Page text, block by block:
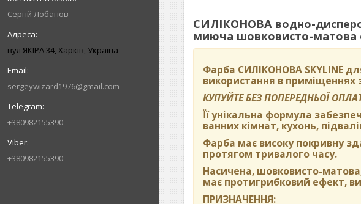
Сергій Лобанов
вул ЯКІРА 34, Харків, Україна
sergeywizard1976@gmail.com
+380982155390
+380982155390
СИЛІКОНОВА водно-
миюча шовковисто-матова
Фарба СИЛІКОНОВА SKYLINE
використання в приміщеннях
КУПУЙТЕ БЕЗ ПОПЕРЕДНЬОЇ
Її унікальна формула
ванних кімнат, кухонь,
Фарба має високу покривну
протягом тривалого часу.
Насичена, шовковисто-
має протигрибковий ефект,
ПРИЗНАЧЕННЯ: